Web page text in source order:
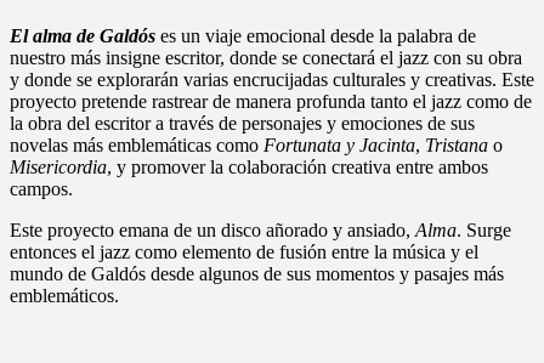
El alma de Galdós es un viaje emocional desde la palabra de
nuestro más insigne escritor, donde se conectará el jazz con su obra
y donde se explorarán varias encrucijadas culturales y creativas. Este
proyecto pretende rastrear de manera profunda tanto el jazz como de
la obra del escritor a través de personajes y emociones de sus
novelas más emblemáticas como Fortunata y Jacinta, Tristana o
Misericordia, y promover la colaboración creativa entre ambos
campos.
Este proyecto emana de un disco añorado y ansiado, Alma. Surge
entonces el jazz como elemento de fusión entre la música y el
mundo de Galdós desde algunos de sus momentos y pasajes más
emblemáticos.